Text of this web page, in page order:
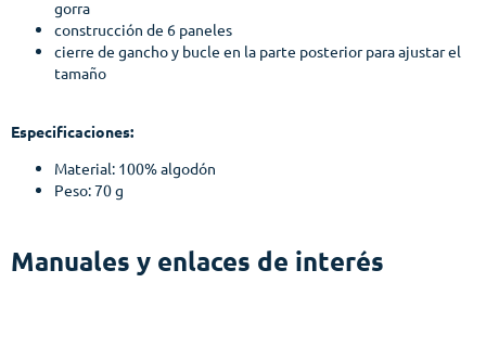
gorra
construcción de 6 paneles
cierre de gancho y bucle en la parte posterior para ajustar el
tamaño
Especificaciones:
Material: 100% algodón
Peso: 70 g
Manuales y enlaces de interés